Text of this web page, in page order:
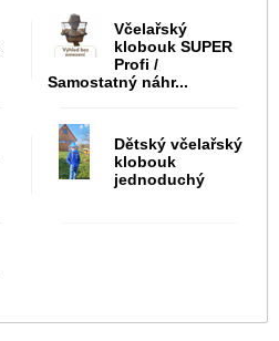
Včelařský
klobouk SUPER
Profi /
Samostatný náhr...
Dětský včelařský
klobouk
jednoduchý